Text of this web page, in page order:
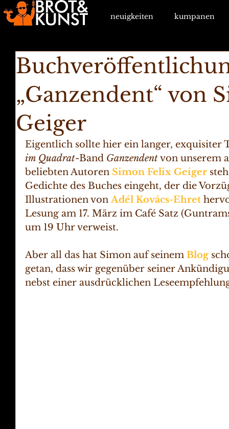
neuigkeiten kumpanen
„Ganzendent“ von
Geiger
Eigentlich sollte hier ein langer, exquisiter
im Quadrat-Band Ganzendent von unserem
beliebten Autoren Simon Felix Geiger
Gedichte des Buches eingeht, der die
Illustrationen von Adél Kovács-Ehret
Lesung am 17. März im Café Satz
um 19 Uhr verweist.
Aber all das hat Simon auf seinem Blog
getan, dass wir gegenüber seiner
nebst einer ausdrücklichen